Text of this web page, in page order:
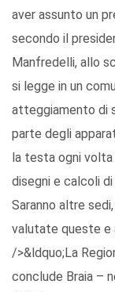
aver assunto un
secondo il
Manfredelli, allo
si legge in un
atteggiamento di
parte degli
la testa ogni
disegni e calcoli
Saranno altre
valutate queste e
/>&ldquo;La
conclude Braia –